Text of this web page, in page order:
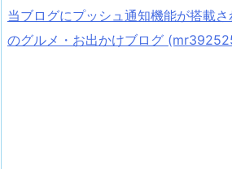
当ブログにプッシュ通知機能が搭載
のグルメ・お出かけブログ